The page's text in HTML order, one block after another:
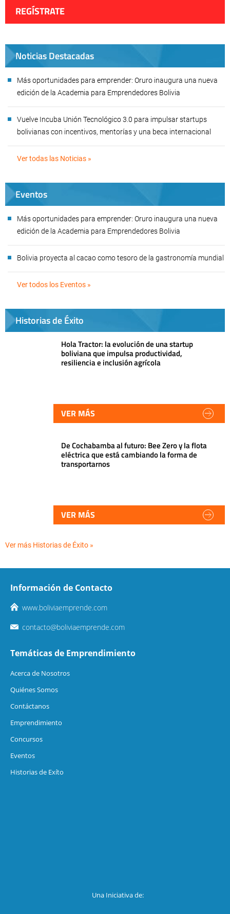
REGÍSTRATE
Noticias Destacadas
Más oportunidades para emprender: Oruro inaugura una nueva
edición de la Academia para Emprendedores Bolivia
Vuelve Incuba Unión Tecnológico 3.0 para impulsar startups
bolivianas con incentivos, mentorías y una beca internacional
Ver todas las Noticias »
Eventos
Más oportunidades para emprender: Oruro inaugura una nueva
edición de la Academia para Emprendedores Bolivia
Bolivia proyecta al cacao como tesoro de la gastronomía mundial
Ver todos los Eventos »
Historias de Éxito
Hola Tractor: la evolución de una startup
boliviana que impulsa productividad,
resiliencia e inclusión agrícola
VER MÁS
De Cochabamba al futuro: Bee Zero y la flota
eléctrica que está cambiando la forma de
transportarnos
VER MÁS
Ver más Historias de Éxito »
Información de Contacto
www.boliviaemprende.com
contacto@boliviaemprende.com
Temáticas de Emprendimiento
Acerca de Nosotros
Quiénes Somos
Contáctanos
Emprendimiento
Concursos
Eventos
Historias de Exíto
Una Iniciativa de: